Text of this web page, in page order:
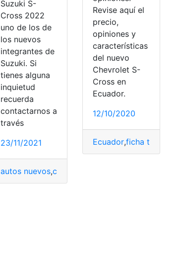
Suzuki S-
Cross 2022
uno de los de
los nuevos
integrantes de
Suzuki. Si
tienes alguna
inquietud
recuerda
contactarnos a
través
23/11/2021
autos nuevos,características
Revise aquí el
precio,
opiniones y
características
del nuevo
Chevrolet S-
Cross en
Ecuador.
12/10/2020
Ecuador,ficha técnica